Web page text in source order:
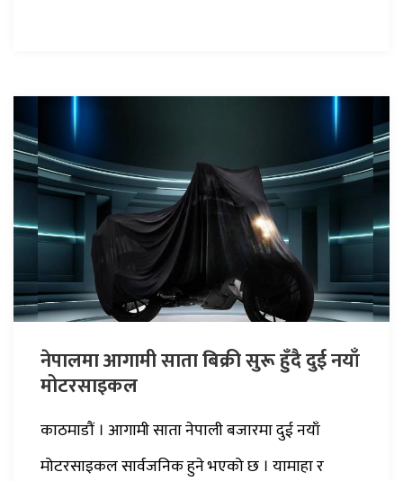
नेपालमा आगामी साता बिक्री सुरू हुँदै दुई नयाँ
मोटरसाइकल
काठमाडौं । आगामी साता नेपाली बजारमा दुई नयाँ
मोटरसाइकल सार्वजनिक हुने भएको छ । यामाहा र